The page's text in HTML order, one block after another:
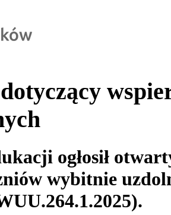
ogłosił
wybitnie